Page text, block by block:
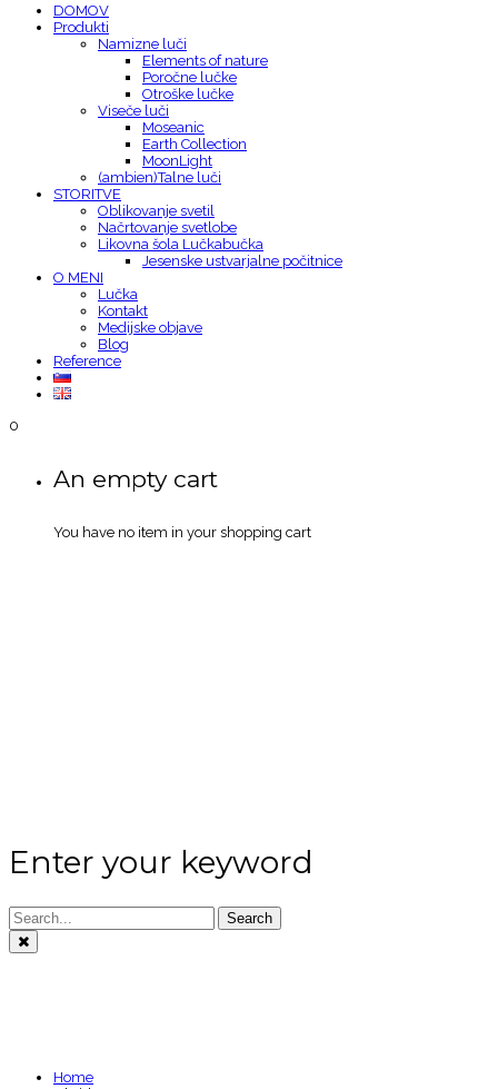
DOMOV
Produkti
Namizne luči
Elements of nature
Poročne lučke
Otroške lučke
Viseče luči
Moseanic
Earth Collection
MoonLight
(ambien)Talne luči
STORITVE
Oblikovanje svetil
Načrtovanje svetlobe
Likovna šola Lučkabučka
Jesenske ustvarjalne počitnice
O MENI
Lučka
Kontakt
Medijske objave
Blog
Reference
0
An empty cart
You have no item in your shopping cart
Enter your keyword
Search
Home